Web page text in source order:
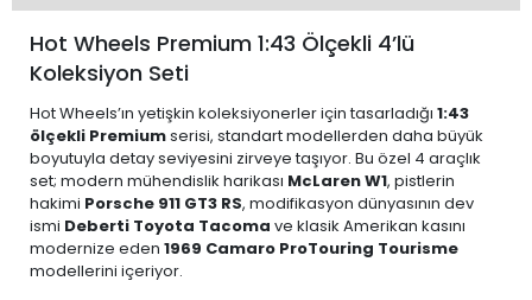
Hot Wheels Premium 1:43 Ölçekli 4’lü
Koleksiyon Seti
Hot Wheels’ın yetişkin koleksiyonerler için tasarladığı 1:43
ölçekli Premiumserisi, standart modellerden daha büyük
boyutuyla detay seviyesini zirveye taşıyor. Bu özel 4 araçlık
set; modern mühendislik harikası McLaren W1, pistlerin
hakimi Porsche 911 GT3 RS, modifikasyon dünyasının dev
ismi Deberti Toyota Tacoma ve klasik Amerikan kasını
modernize eden 1969 Camaro ProTouring Tourisme
modellerini içeriyor.